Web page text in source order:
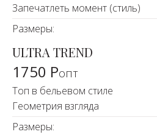
Запечатлеть момент (стиль)
Размеры:
ULTRA TREND
1750 Ропт
Топ в бельевом стиле
Геометрия взгляда
Размеры: